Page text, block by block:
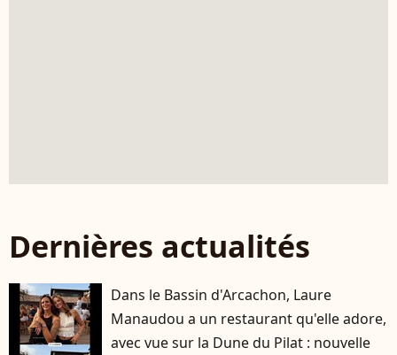
Dernières actualités
Dans le Bassin d'Arcachon, Laure
Manaudou a un restaurant qu'elle adore,
avec vue sur la Dune du Pilat : nouvelle